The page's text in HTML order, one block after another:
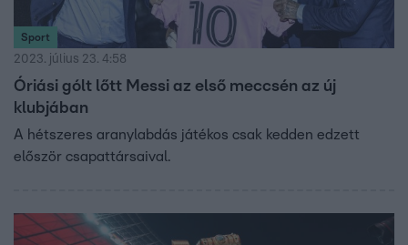
Sport
2023. július 23. 4:58
Óriási gólt lőtt Messi az első meccsén az új
klubjában
A hétszeres aranylabdás játékos csak kedden edzett
először csapattársaival.